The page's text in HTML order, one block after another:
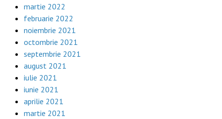
martie 2022
februarie 2022
noiembrie 2021
octombrie 2021
septembrie 2021
august 2021
iulie 2021
iunie 2021
aprilie 2021
martie 2021